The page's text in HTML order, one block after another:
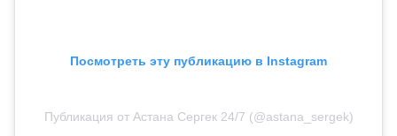
Посмотреть эту публикацию в Instagram
Публикация от Астана Сергек 24/7 (@astana_sergek)